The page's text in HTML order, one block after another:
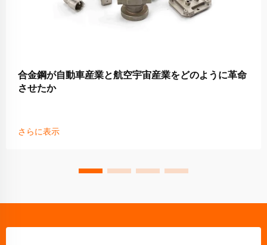
合金鋼が自動車産業と航空宇宙産業をどのように革命
させたか
さらに表示